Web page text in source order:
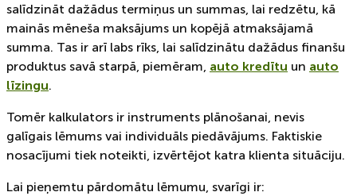
salīdzināt dažādus termiņus un summas, lai redzētu, kā
mainās mēneša maksājums un kopējā atmaksājamā
summa. Tas ir arī labs rīks, lai salīdzinātu dažādus finanšu
produktus savā starpā, piemēram, auto kredītu un auto
līzingu.
Tomēr kalkulators ir instruments plānošanai, nevis
galīgais lēmums vai individuāls piedāvājums. Faktiskie
nosacījumi tiek noteikti, izvērtējot katra klienta situāciju.
Lai pieņemtu pārdomātu lēmumu, svarīgi ir: